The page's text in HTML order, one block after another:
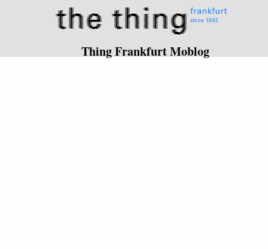
Thing Frankfurt Moblog